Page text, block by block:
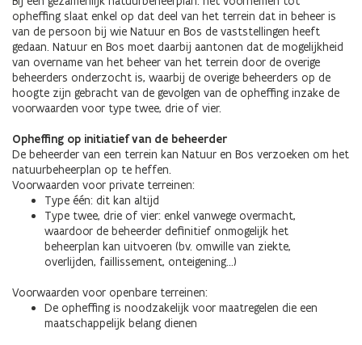
opheffing slaat enkel op dat deel van het terrein dat in beheer is
van de persoon bij wie Natuur en Bos de vaststellingen heeft
gedaan. Natuur en Bos moet daarbij aantonen dat de mogelijkheid
van overname van het beheer van het terrein door de overige
beheerders onderzocht is, waarbij de overige beheerders op de
hoogte zijn gebracht van de gevolgen van de opheffing inzake de
voorwaarden voor type twee, drie of vier.
Opheffing op initiatief van de beheerder
De beheerder van een terrein kan Natuur en Bos verzoeken om het
natuurbeheerplan op te heffen.
Voorwaarden voor private terreinen:
Type één: dit kan altijd
Type twee, drie of vier: enkel vanwege overmacht,
waardoor de beheerder definitief onmogelijk het
beheerplan kan uitvoeren (bv. omwille van ziekte,
overlijden, faillissement, onteigening...)
Voorwaarden voor openbare terreinen:
De opheffing is noodzakelijk voor maatregelen die een
maatschappelijk belang dienen